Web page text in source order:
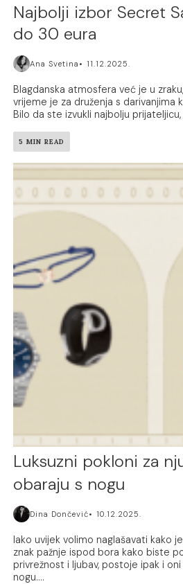
Najbolji izbor Secret
do 30 eura
Ana Svetina 11.12.2025.
Blagdanska atmosfera već je u
vrijeme je za druženja s darivanjima
Bilo da ste izvukli najbolju prijateljicu,
5 MIN READ
Luksuzni pokloni za
obaraju s nogu
Dina Dončević 10.12.2025.
Iako uvijek volimo naglašavati kako
znak pažnje ispod bora kako biste
privrežnost i ljubav, postoje ipak i
nogu....